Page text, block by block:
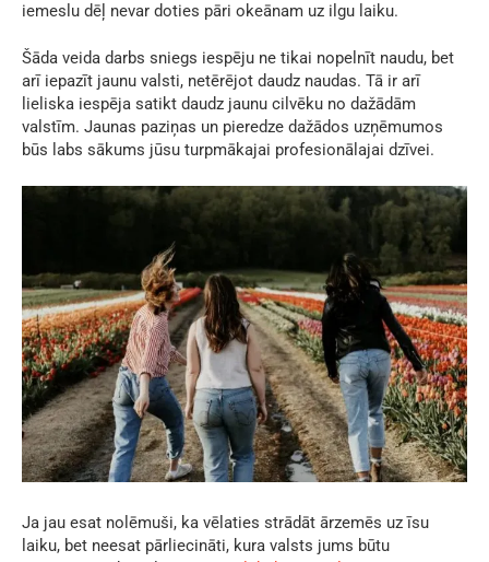
iemeslu dēļ nevar doties pāri okeānam uz ilgu laiku.
Šāda veida darbs sniegs iespēju ne tikai nopelnīt naudu, bet
arī iepazīt jaunu valsti, netērējot daudz naudas. Tā ir arī
lieliska iespēja satikt daudz jaunu cilvēku no dažādām
valstīm. Jaunas paziņas un pieredze dažādos uzņēmumos
būs labs sākums jūsu turpmākajai profesionālajai dzīvei.
Ja jau esat nolēmuši, ka vēlaties strādāt ārzemēs uz īsu
laiku, bet neesat pārliecināti, kura valsts jums būtu